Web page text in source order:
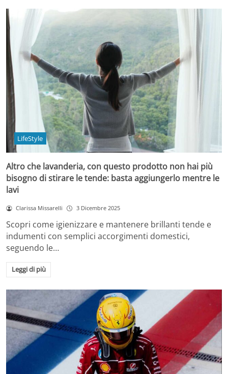
LifeStyle
Altro che lavanderia, con questo prodotto non hai più
bisogno di stirare le tende: basta aggiungerlo mentre le
lavi
Clarissa Missarelli 3 Dicembre 2025
Scopri come igienizzare e mantenere brillanti tende e
indumenti con semplici accorgimenti domestici,
seguendo le…
Leggi di più